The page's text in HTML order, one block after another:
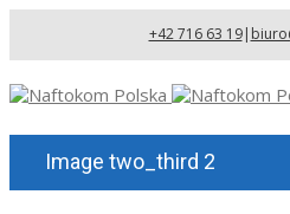
+42 716 63 19|
Image two_third 2